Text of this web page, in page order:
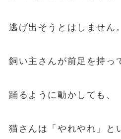
逃げ出そうとはしません。
飼い主さんが前足を持っ
踊るように動かしても、
猫さんは「やれやれ」と